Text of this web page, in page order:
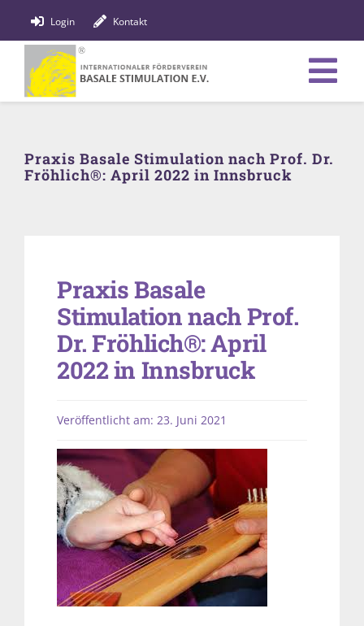
Inhalt
springen
Login Kontakt
Bildung
Förderung
Praxis Basale Stimulation nach Prof. Dr.
Fröhlich®: April 2022 in Innsbruck
Praxis Basale
Stimulation nach Prof.
Dr. Fröhlich®: April
2022 in Innsbruck
Veröffentlicht am: 23. Juni 2021